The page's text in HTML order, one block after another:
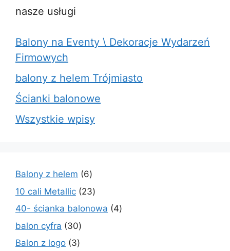
nasze usługi
Balony na Eventy \ Dekoracje Wydarzeń
Firmowych
balony z helem Trójmiasto
Ścianki balonowe
Wszystkie wpisy
Balony z helem 66
produktów
10 cali Metallic 2323
produkty
40- ścianka balonowa 44
balon cyfra 3030
produktów
Balon z logo 33